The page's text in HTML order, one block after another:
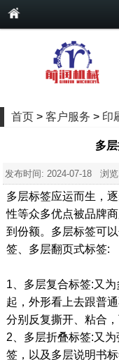
首页 > 客户服务 > 印
多
发布时间: 2024-07-18 浏
多层标签应运而生，
性等众多优点被品牌
到份额。多层标签可
签、多层翻页式标签:
1、多层复合标签:又
起，外形看上去跟普
分别反复撕开、粘合
2、多层折叠标签:又
签，以及多层说明书